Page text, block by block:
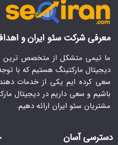
معرفی شرکت سئو ایران و
ما تیمی متشکل از متخصص ترین
دیجیتال مارکتینگ هستیم که با
سعی کرده ایم یکی از خدمات
باشیم و سعی داریم در دیجیتال
مشتریان سئو ایران ارائه دهیم.
دسترسی آسان